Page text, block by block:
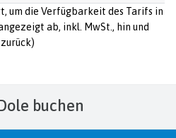
um die Verfügbarkeit des Tarifs in
ab, inkl. MwSt., hin und
zurück)
buchen